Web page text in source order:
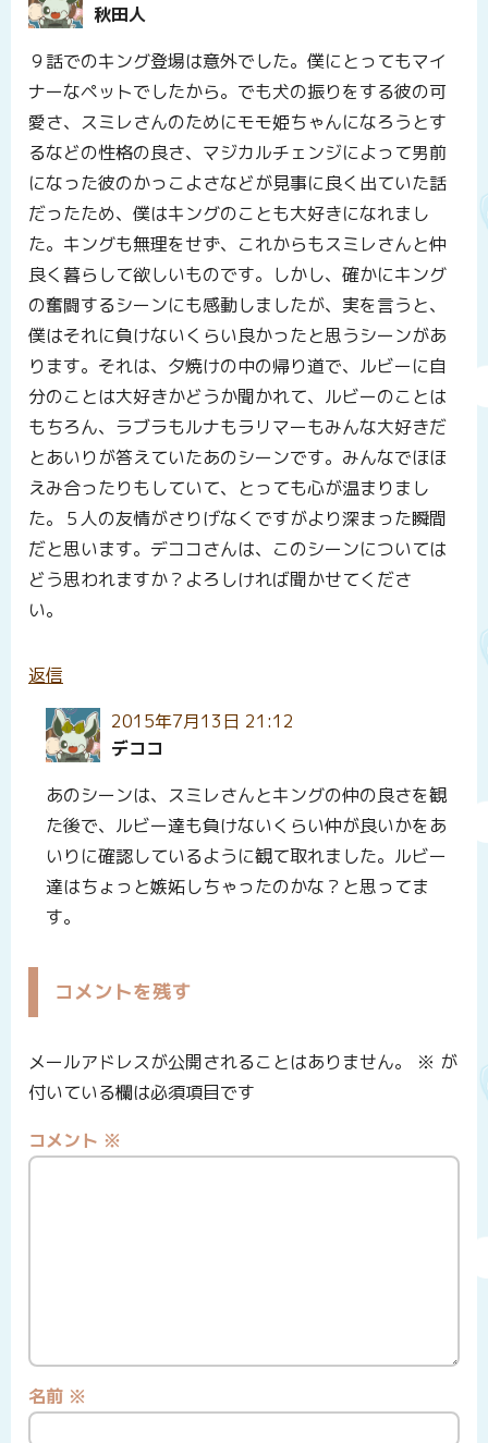
秋田人
９話でのキング登場は意外でした。僕にとってもマイ
ナーなペットでしたから。でも犬の振りをする彼の可
愛さ、スミレさんのためにモモ姫ちゃんになろうとす
るなどの性格の良さ、マジカルチェンジによって男前
になった彼のかっこよさなどが見事に良く出ていた話
だったため、僕はキングのことも大好きになれまし
た。キングも無理をせず、これからもスミレさんと仲
良く暮らして欲しいものです。しかし、確かにキング
の奮闘するシーンにも感動しましたが、実を言うと、
僕はそれに負けないくらい良かったと思うシーンがあ
ります。それは、夕焼けの中の帰り道で、ルビーに自
分のことは大好きかどうか聞かれて、ルビーのことは
もちろん、ラブラもルナもラリマーもみんな大好きだ
とあいりが答えていたあのシーンです。みんなでほほ
えみ合ったりもしていて、とっても心が温まりまし
た。５人の友情がさりげなくですがより深まった瞬間
だと思います。デココさんは、このシーンについては
どう思われますか？よろしければ聞かせてくださ
い。
返信
2015年7月13日 21:12
デココ
あのシーンは、スミレさんとキングの仲の良さを観
た後で、ルビー達も負けないくらい仲が良いかをあ
いりに確認しているように観て取れました。ルビー
達はちょっと嫉妬しちゃったのかな？と思ってま
す。
コメントを残す
メールアドレスが公開されることはありません。 ※ が
付いている欄は必須項目です
コメント ※
名前 ※